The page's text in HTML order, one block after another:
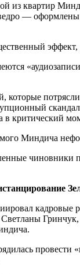
из квартир
—
в критический
Миндича
чиновники
кадровые
провести